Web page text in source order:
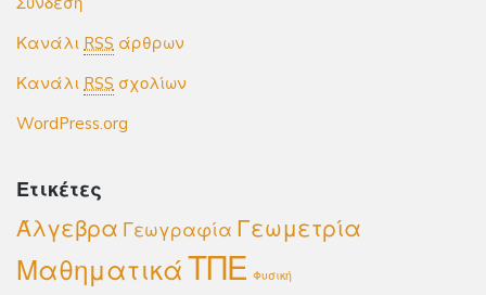
Κανάλι RSS άρθρων
Κανάλι RSS σχολίων
WordPress.org
Ετικέτες
Άλγεβρα Γεωγραφία Γεωμετρία
ΜαθηματικάΤΠΕ Φυσική